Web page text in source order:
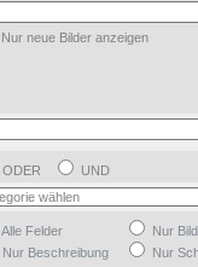
Nur neue Bilder anzeigen
ODER
UND
Alle Felder
Nur
Nur Beschreibung
Nur